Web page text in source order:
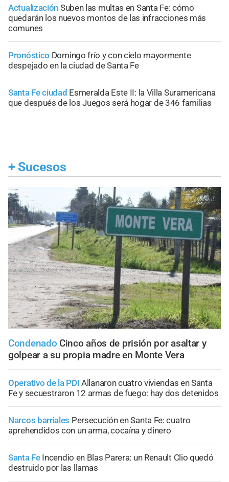
Actualización Suben las multas en Santa Fe: cómo
quedarán los nuevos montos de las infracciones más
comunes
Pronóstico Domingo frío y con cielo mayormente
despejado en la ciudad de Santa Fe
Santa Fe ciudad Esmeralda Este II: la Villa Suramericana
que después de los Juegos será hogar de 346 familias
+ Sucesos
Condenado Cinco años de prisión por asaltar y
golpear a su propia madre en Monte Vera
Operativo de la PDI Allanaron cuatro viviendas en Santa
Fe y secuestraron 12 armas de fuego: hay dos detenidos
Narcos barriales Persecución en Santa Fe: cuatro
aprehendidos con un arma, cocaína y dinero
Santa Fe Incendio en Blas Parera: un Renault Clio quedó
destruido por las llamas